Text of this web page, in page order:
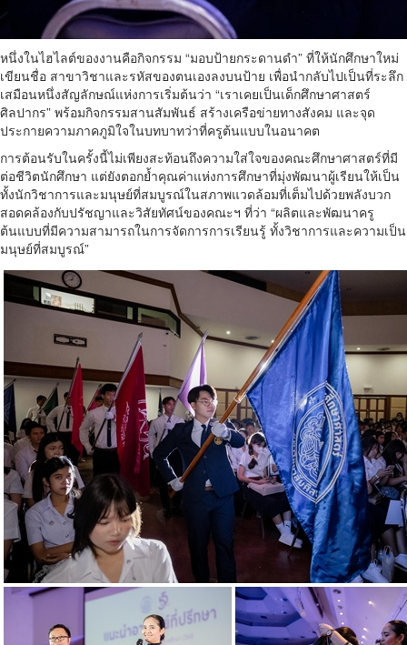
หนึ่งในไฮไลต์ของงานคือกิจกรรม “มอบป้ายกระดานดำ” ที่ให้นักศึกษาใหม่
เขียนชื่อ สาขาวิชาและรหัสของตนเองลงบนป้าย เพื่อนำกลับไปเป็นที่ระลึก
เสมือนหนึ่งสัญลักษณ์แห่งการเริ่มต้นว่า “เราเคยเป็นเด็กศึกษาศาสตร์
ศิลปากร” พร้อมกิจกรรมสานสัมพันธ์ สร้างเครือข่ายทางสังคม และจุด
ประกายความภาคภูมิใจในบทบาทว่าที่ครูต้นแบบในอนาคต
การต้อนรับในครั้งนี้ไม่เพียงสะท้อนถึงความใส่ใจของคณะศึกษาศาสตร์ที่มี
ต่อชีวิตนักศึกษา แต่ยังตอกย้ำคุณค่าแห่งการศึกษาที่มุ่งพัฒนาผู้เรียนให้เป็น
ทั้งนักวิชาการและมนุษย์ที่สมบูรณ์ในสภาพแวดล้อมที่เต็มไปด้วยพลังบวก
สอดคล้องกับปรัชญาและวิสัยทัศน์ของคณะฯ ที่ว่า “ผลิตและพัฒนาครู
ต้นแบบที่มีความสามารถในการจัดการการเรียนรู้ ทั้งวิชาการและความเป็น
มนุษย์ที่สมบูรณ์”